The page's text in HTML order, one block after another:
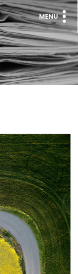
MENU